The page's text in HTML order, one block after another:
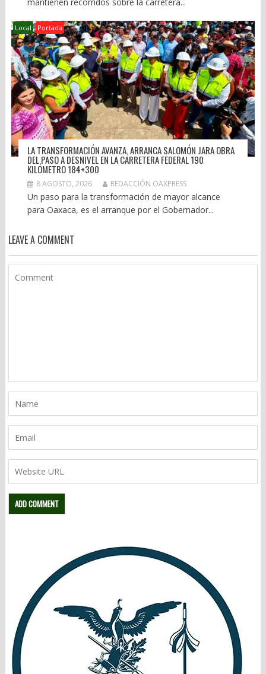
Local Portada
LA TRANSFORMACIÓN AVANZA, ARRANCA SALOMÓN JARA OBRA
DEL PASO A DESNIVEL EN LA CARRETERA FEDERAL 190
KILÓMETRO 184+300
8 AGOSTO, 2026 REDACCIÓN OAXPRESS
Un paso para la transformación de mayor alcance
para Oaxaca, es el arranque por el Gobernador...
LEAVE A COMMENT